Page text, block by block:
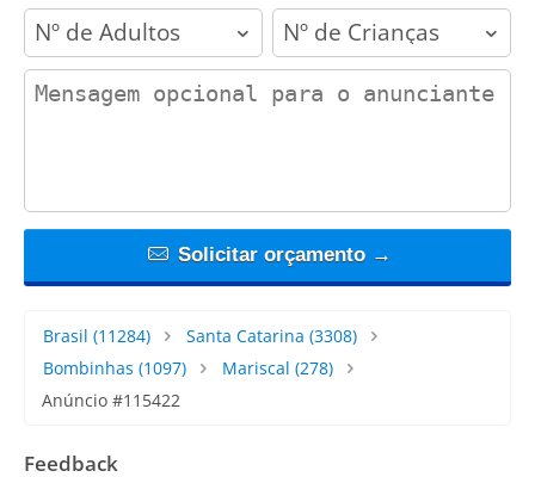
adults children
contact_message
Solicitar orçamento →
Brasil (11284) Santa Catarina (3308)
Bombinhas (1097) Mariscal (278)
Anúncio #115422
Feedback